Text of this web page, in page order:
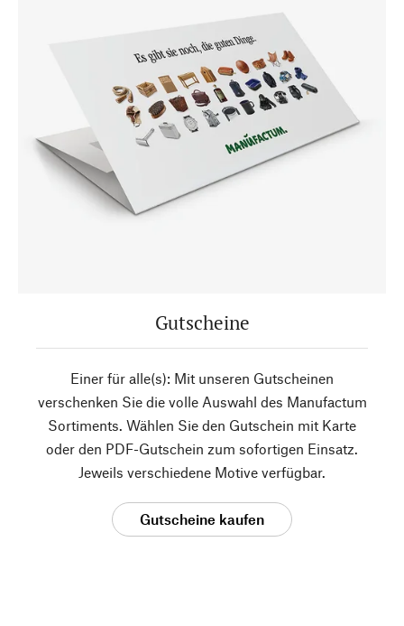
Gutscheine
Einer für alle(s): Mit unseren Gutscheinen
verschenken Sie die volle Auswahl des Manufactum
Sortiments. Wählen Sie den Gutschein mit Karte
oder den PDF-Gutschein zum sofortigen Einsatz.
Jeweils verschiedene Motive verfügbar.
Gutscheine kaufen